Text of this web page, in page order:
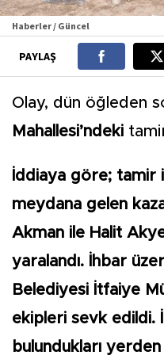
Haberler / Güncel
PAYLAŞ
Olay, dün öğleden
Mahallesi’ndeki
İddiaya göre; tamir
meydana gelen
Akman ile Halit
yaralandı. İhbar
Belediyesi İtfaiye
ekipleri sevk edildi.
bulundukları yerden